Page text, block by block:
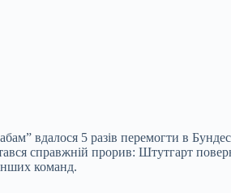
вдалося 5 разів перемогти в
справжній прорив: Штутгарт
команд.